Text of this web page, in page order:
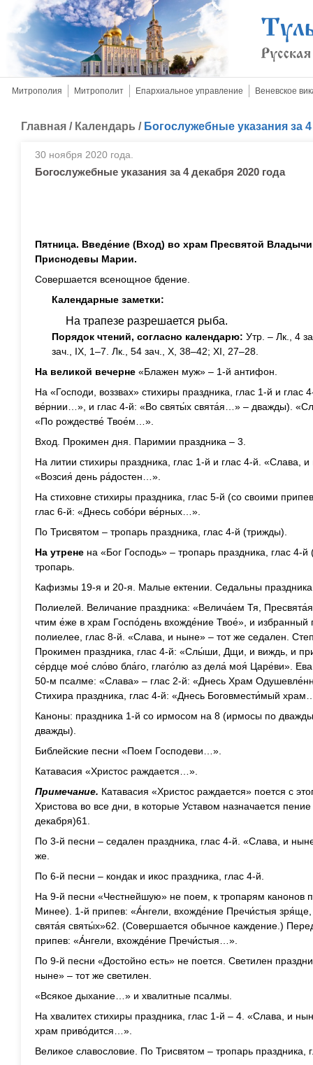
Митрополия Митрополит Епархиальное управление Веневское
Главная / Календарь / Богослужебные указания за
30 ноября 2020 года.
Богослужебные указания за 4 декабря 2020 года
Пятница. Введе́ние (Вход) во храм Пресвятой
Приснодевы Марии.
Совершается всенощное бдение.
Календарные заметки:
На трапезе разрешается рыба.
Порядок чтений, согласно календарю: Утр. – Лк., 4
зач., IX, 1–7. Лк., 54 зач., X, 38–42; XI, 27–28.
На великой вечерне «Блажен муж» – 1-й антифон.
На «Господи, воззвах» стихиры праздника, глас 1-й и глас
ве́рнии…», и глас 4-й: «Во святы́х свята́я…» – дважды).
«По рождестве́ Твое́м…».
Вход. Прокимен дня. Паримии праздника – 3.
На литии стихиры праздника, глас 1-й и глас 4-й. «Слава,
«Возсия́ день ра́достен…».
На стиховне стихиры праздника, глас 5-й (со своими
глас 6-й: «Днесь собо́ри ве́рных…».
По Трисвятом – тропарь праздника, глас 4-й (трижды).
На утрене на «Бог Господь» – тропарь праздника, глас
тропарь.
Кафизмы 19-я и 20-я. Малые ектении. Седальны
Полиелей. Величание праздника: «Велича́ем Тя,
чтим е́же в храм Госпо́день вхожде́ние Твое́», и
полиелее, глас 8-й. «Слава, и ныне» – тот же седален.
Прокимен праздника, глас 4-й: «Слы́ши, Дщи, и виждь, и
се́рдце мое́ сло́во бла́го, глаго́лю аз дела́ моя́ Царе́ви».
50-м псалме: «Слава» – глас 2-й: «Днесь Храм
Стихира праздника, глас 4-й: «Днесь Боговмести́мый
Каноны: праздника 1-й со ирмосом на 8 (ирмосы по
дважды).
Библейские песни «Поем Господеви…».
Катавасия «Христос раждается…».
Примечание. Катавасия «Христос раждается» поется с
Христова во все дни, в которые Уставом назначается
декабря)61.
По 3-й песни – седален праздника, глас 4-й. «Слава, и
же.
По 6-й песни – кондак и икос праздника, глас 4-й.
На 9-й песни «Честнейшую» не поем, к тропарям канонов
Минее). 1-й припев: «А́нгели, вхожде́ние Пречи́стыя
свята́я святы́х»62. (Совершается обычное каждение.)
припев: «А́нгели, вхожде́ние Пречи́стыя…».
По 9-й песни «Достойно есть» не поется. Светилен
ныне» – тот же светилен.
«Всякое дыхание…» и хвалитные псалмы.
На хвалитех стихиры праздника, глас 1-й – 4. «Слава, и
храм приво́дится…».
Великое славословие. По Трисвятом – тропарь праздника,